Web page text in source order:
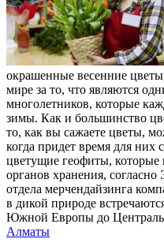
окрашенные весенние
мире за то, что являются
многолетников, которые
зимы. Как и большинство
то, как вы сажаете цветы,
когда придет время для них
цветущие геофиты, которые
органов хранения,
отдела мерчендайзинга
в дикой природе
Южной Европы до
Алматы